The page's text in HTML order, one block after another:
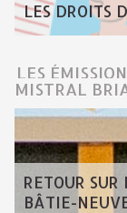
LES DROITS
LES
MISTRAL
RETOUR
BÂTIE-